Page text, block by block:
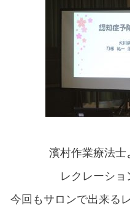
濱村作業療法士
レクレーショ
今回もサロンで出来る